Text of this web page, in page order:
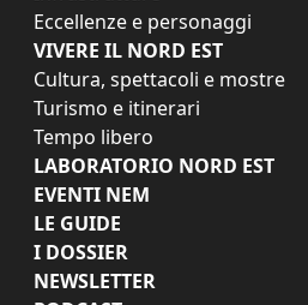
Eccellenze e personaggi
VIVERE IL NORD EST
Cultura, spettacoli e mostre
Turismo e itinerari
Tempo libero
LABORATORIO NORD EST
EVENTI NEM
LE GUIDE
I DOSSIER
NEWSLETTER